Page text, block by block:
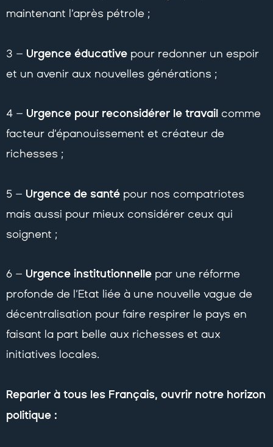
maintenant l’après pétrole ;
3 – Urgence éducative pour redonner un espoir
et un avenir aux nouvelles générations ;
4 – Urgence pour reconsidérer le travail comme
facteur d’épanouissement et créateur de
richesses ;
5 – Urgence de santé pour nos compatriotes
mais aussi pour mieux considérer ceux qui
soignent ;
6 – Urgence institutionnelle par une réforme
profonde de l’Etat liée à une nouvelle vague de
décentralisation pour faire respirer le pays en
faisant la part belle aux richesses et aux
initiatives locales.
Reparler à tous les Français, ouvrir notre horizon
politique :